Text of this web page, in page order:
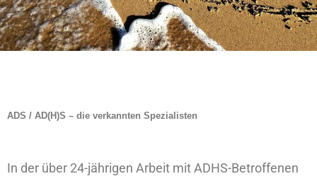
ADS / AD(H)S – die verkannten Spezialisten
In der über 24-jährigen Arbeit mit ADHS-Betroffenen